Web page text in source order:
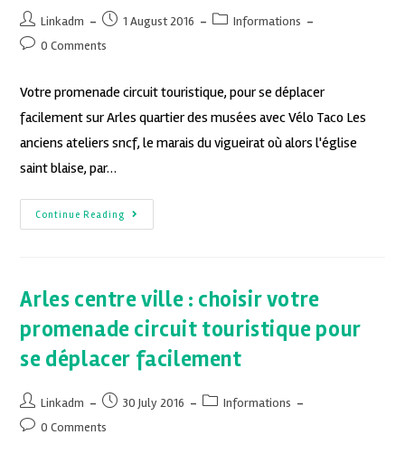
Linkadm 1 August 2016
Informations
0 Comments
Votre promenade circuit touristique, pour se déplacer
facilement sur Arles quartier des musées avec Vélo Taco Les
anciens ateliers sncf, le marais du vigueirat où alors l'église
saint blaise, par…
Continue Reading
Arles centre ville : choisir votre
promenade circuit touristique pour
se déplacer facilement
Linkadm 30 July 2016
Informations
0 Comments